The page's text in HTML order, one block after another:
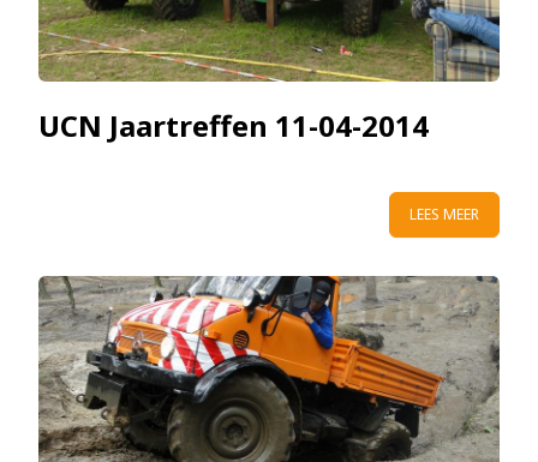
UCN Jaartreffen 11-04-2014
LEES MEER